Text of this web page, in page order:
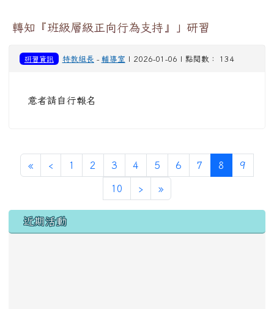
轉知『班級層級正向行為支持』」研習
研習資訊 特教組長 - 輔導室 | 2026-01-06 | 點閱數： 134
意者請自行報名
«第一頁
‹ 上一頁
1 2 3 4 5 6 7 8 (目前頁次)
9
10 ›下一頁
»最後頁
左邊區域內容
近期活動